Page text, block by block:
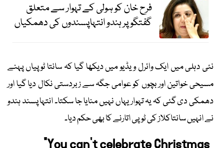
فرح خان کو ہولی کے تہوار سے متعلق
گفتگو پر ہندو انتہاپسندوں کی دھمکیاں
نئی دہلی میں ایک وائرل ویڈیو میں دیکھا گیا کہ سانتا ٹوپیاں پہنے
مسیحی خواتین اور بچوں کو عوامی جگہ سے زبردستی نکال دیا گیا اور
دھمکی دی گئی کہ یہ تہوار یہاں نہیں منایا جا سکتا۔ انتہا پسند ہندو
نے انہیں سانتاکلاز کی ٹوپی اتارنے کا بھی حکم دیا۔